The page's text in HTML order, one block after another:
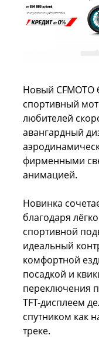
Новый CFMOTO
спортивный
любителей
авангардный
фирменными
анимацией.
Новинка
благодаря
спортивной
идеальный
комфортной
посадкой и
переключения
TFT-дисплеем
спутником как
треке.